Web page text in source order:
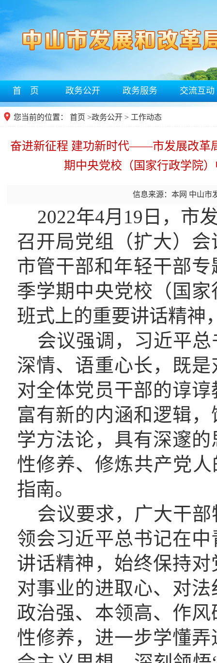
首 页 政务公开 政务服务 交流互动
您当前的位置： 首页 >政务公开 > 工作动态
奋进新征程 建功新时代——市发展改革
期中央党校（国家行政学院
信息来源：本网 中山市
2022年4月 19 日， 市
召开局党组（扩大）
市管干部和年轻干部专
季学期中央党校（国
班式上的重要讲话精神
会议强调， 习近平
深情、语重心长，既
对全体党员干部的谆
富有新的内涵和逻辑
学方法论 ， 具有深邃
性修养、修炼共产党人
指南。
会议要求，广大干
领会习近平总书记在
讲话精神，始终保持
对事业的进取心、对
政治强、本领高、作
性修养，进一步学懂